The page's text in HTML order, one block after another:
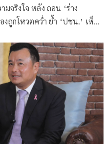
มจริงใจ หลัง ถอน ‘ร่าง
งถูกโหวตคว่ำ ย้ำ ‘ปชน.’ เห็น
สิโน ของ ‘แพทองธาร-อนุทิน’